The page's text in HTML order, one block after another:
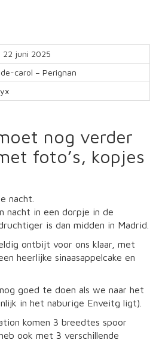
22 juni 2025
carol – Perignan
nog verder
foto’s, kopjes
nacht.
nacht in een dorpje in de
is dan midden in Madrid.
ontbijt voor ons klaar, met
heerlijke sinaasappelcake en
goed te doen als we naar het
in het naburige Enveitg ligt).
komen 3 breedtes spoor
ook met 3 verschillende